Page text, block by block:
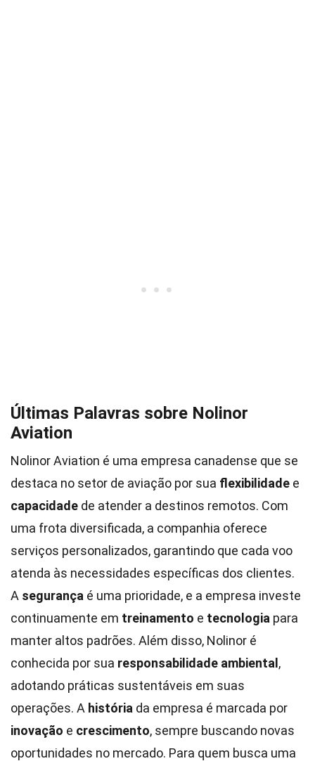
Últimas Palavras sobre Nolinor
Aviation
Nolinor Aviation é uma empresa canadense que se
destaca no setor de aviação por sua flexibilidade e
capacidade de atender a destinos remotos. Com
uma frota diversificada, a companhia oferece
serviços personalizados, garantindo que cada voo
atenda às necessidades específicas dos clientes.
A segurança é uma prioridade, e a empresa investe
continuamente em treinamento e tecnologia para
manter altos padrões. Além disso, Nolinor é
conhecida por sua responsabilidade ambiental ,
adotando práticas sustentáveis em suas
operações. A história da empresa é marcada por
inovação e crescimento, sempre buscando novas
oportunidades no mercado. Para quem busca uma